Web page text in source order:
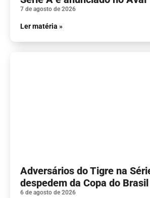
7 de agosto de 2026
Ler matéria »
Adversários do Tigre na
despedem da Copa do Brasil
6 de agosto de 2026